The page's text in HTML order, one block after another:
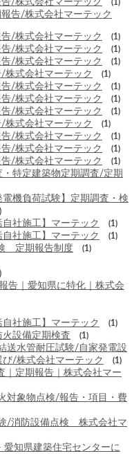
/株式会社マーテック (1)
告/株式会社マーテック
/株式会社マーテック (1)
/株式会社マーテック (1)
/株式会社マーテック (1)
式会社マーテック (1)
/株式会社マーテック (1)
/株式会社マーテック (1)
/株式会社マーテック (1)
式会社マーテック (1)
/株式会社マーテック (1)
/株式会社マーテック (1)
/株式会社マーテック (1)
特定建築物定期調査/定期
機負荷試験】定期調査・検
社施工】マーテック (1)
社施工】マーテック (1)
定期報告制度 (1)
告｜愛知県に特化｜株式会
社施工】マーテック (1)
設備定期検査 (1)
水管耐圧試験/自家発電設
/株式会社マーテック
(1)
｜定期報告｜株式会社マー
象物点検/報告・項目・費
/消防設備点検 株式会社マ
知県建築住宅センターに